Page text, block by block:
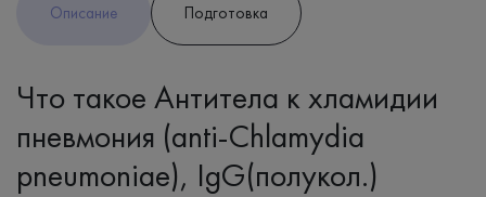
Описание Подготовка
Что такое Антитела к хламидии
пневмония (anti-Chlamydia
pneumoniae), IgG(полукол.)